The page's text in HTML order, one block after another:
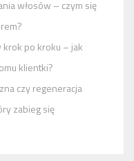
włosów – czym się
po kroku – jak
klientki?
czy regeneracja
zabieg się